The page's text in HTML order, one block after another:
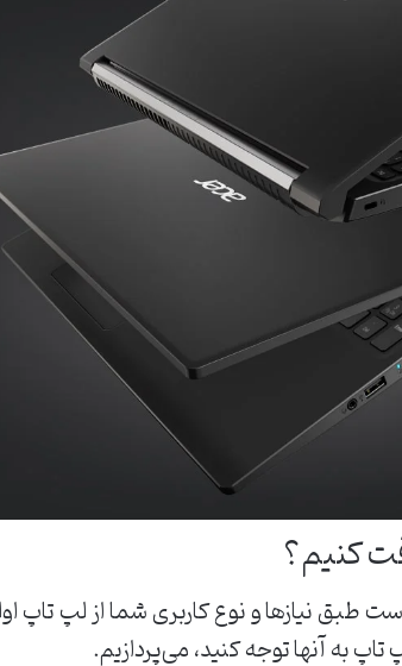
کنیم؟
طبق نیازها و نوع کاربری شما از لپ تاپ
به آنها توجه کنید، می‌پردازیم.